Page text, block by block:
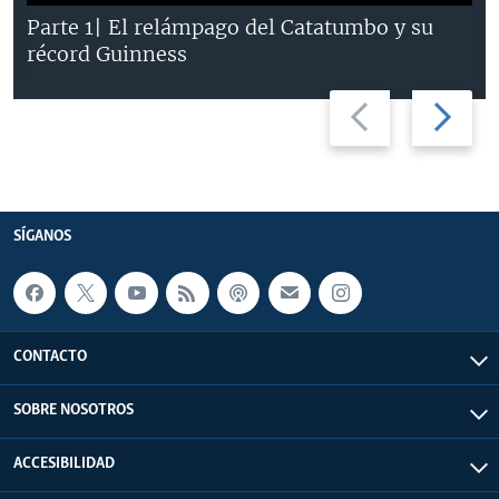
Previous
slide
Next
slide
Parte 1| El relámpago del Catatumbo y su
récord Guinness
SÍGANOS
CONTACTO
SOBRE NOSOTROS
ACCESIBILIDAD